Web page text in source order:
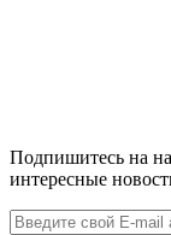
Подпишитесь на
интересные